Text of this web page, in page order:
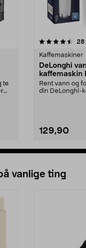
te
28
Kaffemaskiner
DeLonghi
kaffemaskin
Rent vann og
din DeLonghi-
129,90
4.5
vanlige ting